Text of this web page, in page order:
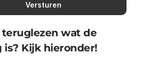
Versturen
teruglezen wat de
is? Kijk hieronder!